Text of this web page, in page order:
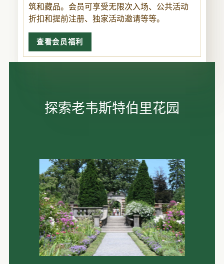
筑和藏品。会员可享受无限次入场、公共活动
折扣和提前注册、独家活动邀请等等。
查看会员福利
探索老韦斯特伯里花园